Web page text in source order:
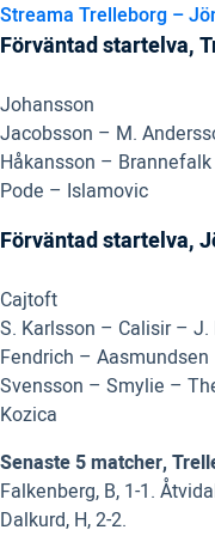
Streama Trelleborg –
Förväntad startelva,
Johansson
Jacobsson – M.
Håkansson –
Pode – Islamovic
Förväntad startelva,
Cajtoft
S. Karlsson – Calisir –
Fendrich – Aasmundsen
Svensson – Smylie –
Kozica
Senaste 5 matcher,
Falkenberg, B, 1-1.
Dalkurd, H, 2-2.